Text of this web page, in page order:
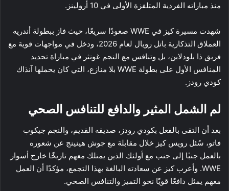
منذ مباراته الفردية المتلفزة الأولى في 10 أرولينز.
شهدت مسيرة كيز في WWE صعودًا سريعًا، حيث فاز ببطولة أندريه
العملاق التذكارية باتل رويال لعام 2026، ودخل في مواجهات قوية مع
فريق ذا بلودلاين، بل وتنافس مع النجم غونثر في مباراة تحديد
المنافس الأول على بطولة WWE بلا منازع، التي كان يحملها آنذاك
كودي رودز.
لم الشمل المثير والدافع للتنافس الصحي
بعد أن التقى بالفعل بكودي رودز، صديقه القديم، والنجم جيكوب
فاتو، سُئل رويس كيز خلال مقابلة مع جوش هينينج عن شعوره
بالعمل جنبًا إلى جنب مع أولئك الذين يمتلك معهم تاريخًا خارج أسوار
WWE. وأعرب كيز عن سعادته البالغة بهذا التجمع، مؤكدًا أن العمل
معهم يمثل دافعًا قويًا نحو التميز والتنافس الصحي.